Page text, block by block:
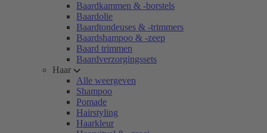
Baardkammen & -borstels
Baardolie
Baardtondeuses & -trimmers
Baardshampoo & -zeep
Baard trimmen
Baardverzorgingssets
Haar
Alle weergeven
Shampoo
Pomade
Hairstyling
Haarkleur